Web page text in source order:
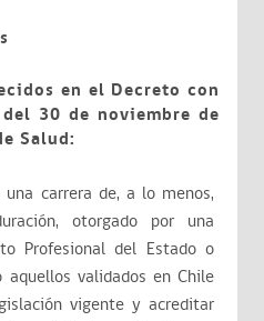
en el Decreto con
30 de noviembre de
Salud:
carrera de, a lo menos,
otorgado por una
Profesional del Estado o
validados en Chile
vigente y acreditar